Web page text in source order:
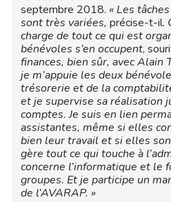
septembre 2018. « Les
sont très variées, précise-t-il.
charge de tout ce qui est
bénévoles s’en occupent,
finances, bien sûr, avec Alain
je m’appuie les deux
trésorerie et de la
et je supervise sa réalisation
comptes. Je suis en lien
assistantes, même si elles
bien leur travail et si elles
gère tout ce qui touche à
concerne l’informatique et le
groupes. Et je participe un
de l’AVARAP. »